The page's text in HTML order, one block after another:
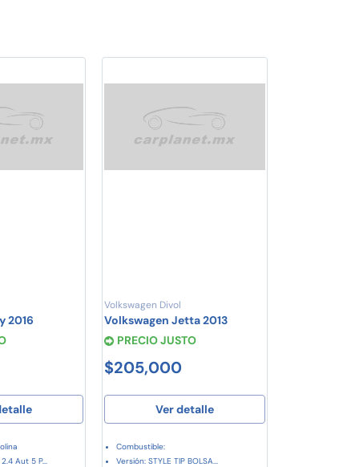
2016
Aut 5 P...
Volkswagen Divol
Volkswagen Jetta 2013
PRECIO JUSTO
$205,000
Ver detalle
Combustible:
Versión: STYLE TIP BOLSA...